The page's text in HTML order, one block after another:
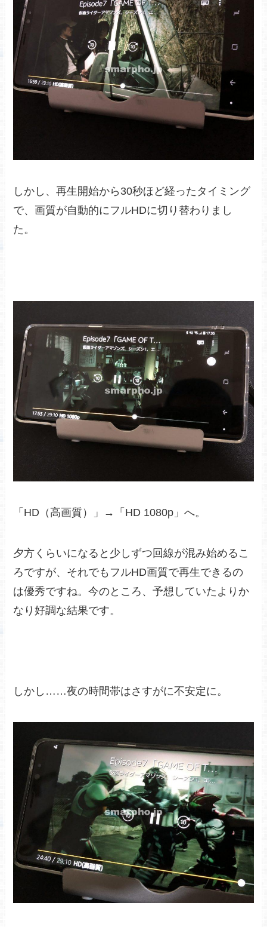
しかし、再生開始から30秒ほど経ったタイミング
で、画質が自動的にフルHDに切り替わりまし
た。
「HD（高画質）」→「HD 1080p」へ。
夕方くらいになると少しずつ回線が混み始めるこ
ろですが、それでもフルHD画質で再生できるの
は優秀ですね。今のところ、予想していたよりか
なり好調な結果です。
しかし……夜の時間帯はさすがに不安定に。